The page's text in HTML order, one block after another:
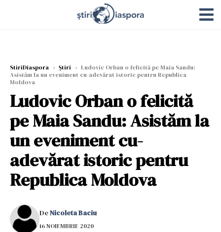
StiriDiaspora › Știri › Ludovic Orban o felicită pe Maia Sandu:
Asistăm la un eveniment cu-adevărat istoric pentru Republica
Moldova
Ludovic Orban o felicită
pe Maia Sandu: Asistăm la
un eveniment cu-
adevărat istoric pentru
Republica Moldova
DeNicoleta Baciu
16 NOIEMBRIE 2020